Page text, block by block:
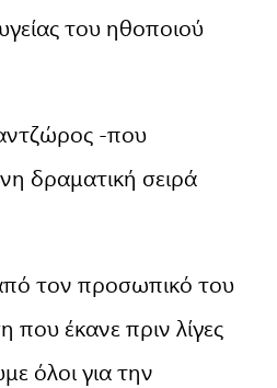
του ηθοποιού
-που
δραματική σειρά
τον προσωπικό του
έκανε πριν λίγες
όλοι για την